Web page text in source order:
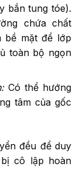
bắn tung tóe).
chứa chất
bề mặt để lớp
toàn bộ ngọn
Có thể hướng
tâm của gốc
đều để duy
cô lập hoàn